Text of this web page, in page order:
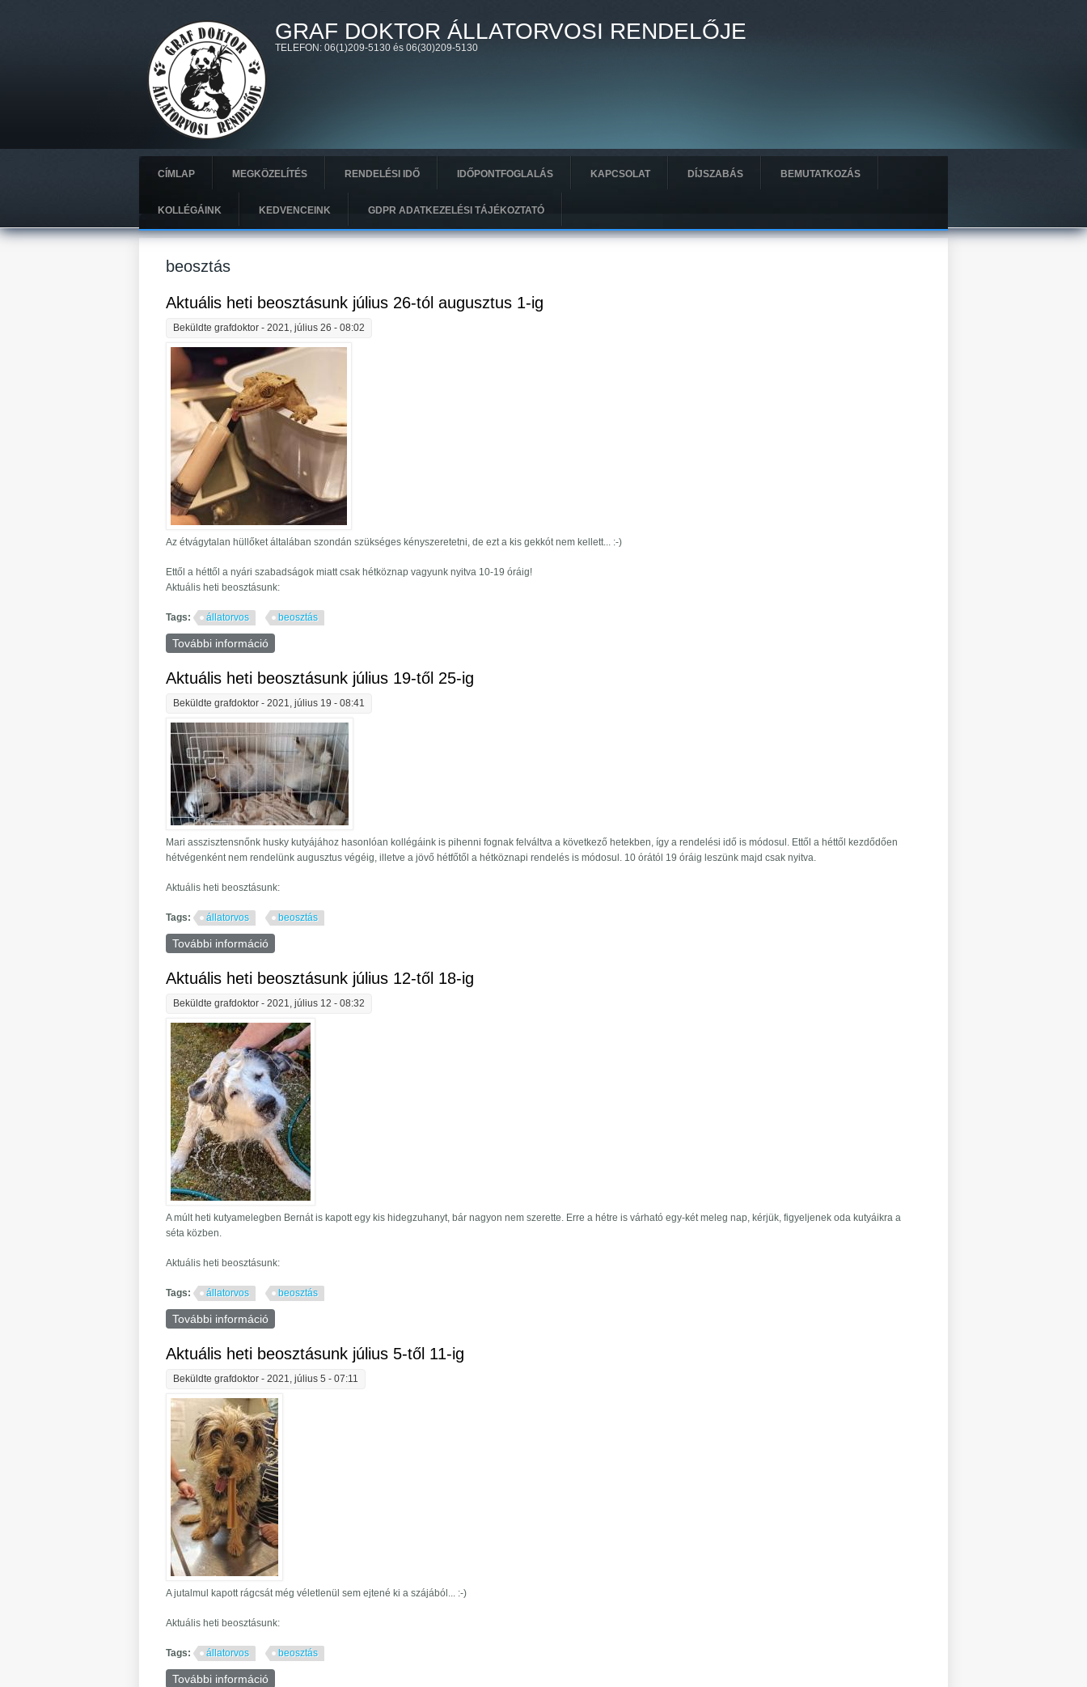
GRAF DOKTOR ÁLLATORVOSI RENDELŐJE
TELEFON: 06(1)209-5130 és 06(30)209-5130
CÍMLAP MEGKÖZELÍTÉS RENDELÉSI IDŐ IDŐPONTFOGLALÁS KAPCSOLAT DÍJSZABÁS BEMUTATKOZÁS
KOLLÉGÁINK KEDVENCEINK GDPR ADATKEZELÉSI TÁJÉKOZTATÓ
beosztás
Aktuális heti beosztásunk július 26-tól augusztus 1-ig
Beküldtegrafdoktor - 2021, július 26 - 08:02
Az étvágytalan hüllőket általában szondán szükséges kényszeretetni, de ezt a kis gekkót nem kellett... :-)
Ettől a héttől a nyári szabadságok miatt csak hétköznap vagyunk nyitva 10-19 óráig!
Aktuális heti beosztásunk:
Tags: állatorvos beosztás
További információ
Aktuális heti beosztásunk július 19-től 25-ig
Beküldtegrafdoktor - 2021, július 19 - 08:41
Mari asszisztensnőnk husky kutyájához hasonlóan kollégáink is pihenni fognak felváltva a következő hetekben, így a rendelési idő is módosul. Ettől a héttől kezdődően
hétvégenként nem rendelünk augusztus végéig, illetve a jövő hétfőtől a hétköznapi rendelés is módosul. 10 órától 19 óráig leszünk majd csak nyitva.
Aktuális heti beosztásunk:
Tags: állatorvos beosztás
További információ
Aktuális heti beosztásunk július 12-től 18-ig
Beküldtegrafdoktor - 2021, július 12 - 08:32
A múlt heti kutyamelegben Bernát is kapott egy kis hidegzuhanyt, bár nagyon nem szerette. Erre a hétre is várható egy-két meleg nap, kérjük, figyeljenek oda kutyáikra a
séta közben.
Aktuális heti beosztásunk:
Tags: állatorvos beosztás
További információ
Aktuális heti beosztásunk július 5-től 11-ig
Beküldtegrafdoktor - 2021, július 5 - 07:11
A jutalmul kapott rágcsát még véletlenül sem ejtené ki a szájából... :-)
Aktuális heti beosztásunk:
Tags: állatorvos beosztás
További információ